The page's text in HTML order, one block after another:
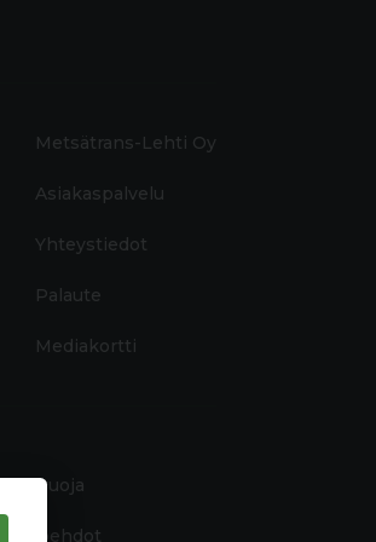
Metsätrans-Lehti Oy
Asiakaspalvelu
Yhteystiedot
Palaute
Mediakortti
Käyttöehdot